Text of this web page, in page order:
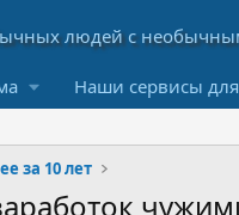
Наши сервисы для
за 10 лет